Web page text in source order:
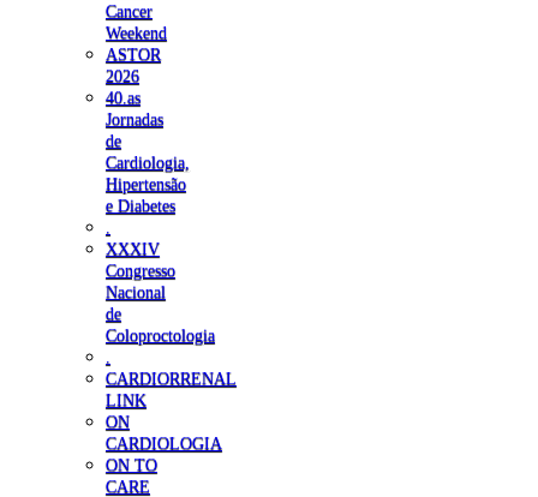
Cancer
Weekend
ASTOR
2026
40.as
Jornadas
de
Cardiologia,
Hipertensão
e Diabetes
XXXIV
Congresso
Nacional
de
Coloproctologia
CARDIORRENAL
LINK
ON
CARDIOLOGIA
ON TO
CARE